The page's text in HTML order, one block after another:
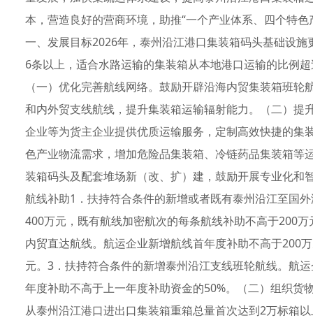
本，营造良好的营商环境，助推“一个产业体系、四个特
一、发展目标2026年，泰州沿江港口集装箱码头基础设
6条以上，适合水路运输的集装箱从本地港口运输的比例
（一）优化完善航线网络。鼓励开辟沿海内贸集装箱班
和内外贸支线航线，提升集装箱运输辐射能力。（二）
企业等为货主企业提供优质运输服务，定制高效快捷的
色产业物流需求，增加危险品集装箱、冷链药品集装箱
装箱码头及配套堆场新（改、扩）建，鼓励开展专业化
航线补助1．扶持符合条件的新增或者既有泰州沿江至国
400万元，既有航线加密航次的每条航线补助不高于200
内贸直达航线。航运企业新增航线首年度补助不高于200
元。3．扶持符合条件的新增泰州沿江支线班轮航线。航
年度补助不高于上一年度补助资金的50%。（二）组织
从泰州沿江港口进出口集装箱重箱总量首次达到2万标箱